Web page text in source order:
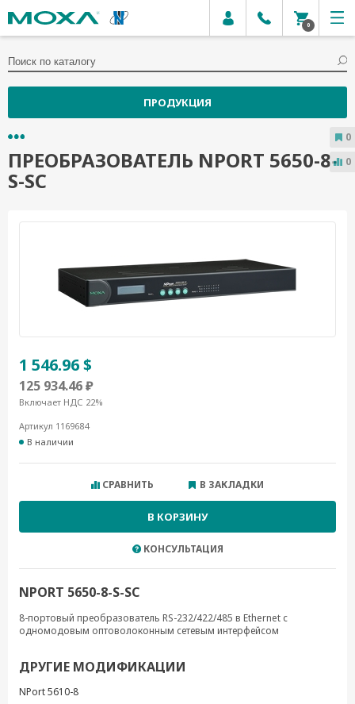
0
ПРОДУКЦИЯ
ПРЕОБРАЗОВАТЕЛЬ NPORT 5650-8-
S-SC
1 546.96 $
125 934.46 ₽
Включает НДС 22%
Артикул 1169684
В наличии
СРАВНИТЬ В ЗАКЛАДКИ
В КОРЗИНУ
КОНСУЛЬТАЦИЯ
NPORT 5650-8-S-SC
8-портовый преобразователь RS-232/422/485 в Ethernet с
одномодовым оптоволоконным сетевым интерфейсом
ДРУГИЕ МОДИФИКАЦИИ
NPort 5610-8
0
0